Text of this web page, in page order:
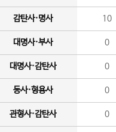
감탄사·명사 10
대명사·부사 0
대명사·감탄사 0
동사·형용사 0
관형사·감탄사 0